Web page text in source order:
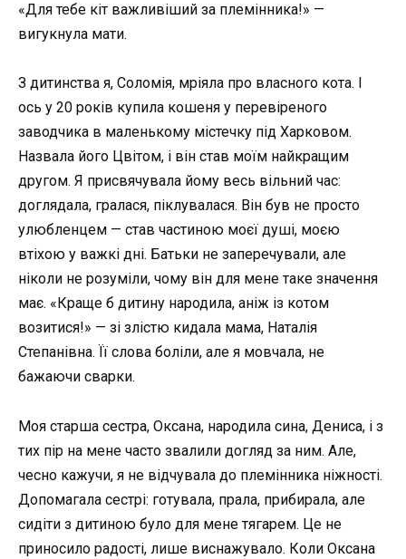
«Для тебе кіт важливіший за племінника!» —
вигукнула мати.
З дитинства я, Соломія, мріяла про власного кота. І
ось у 20 років купила кошеня у перевіреного
заводчика в маленькому містечку під Харковом.
Назвала його Цвітом, і він став моїм найкращим
другом. Я присвячувала йому весь вільний час:
доглядала, гралася, піклувалася. Він був не просто
улюбленцем — став частиною моєї душі, моєю
втіхою у важкі дні. Батьки не заперечували, але
ніколи не розуміли, чому він для мене таке значення
має. «Краще б дитину народила, аніж із котом
возитися!» — зі злістю кидала мама, Наталія
Степанівна. Її слова боліли, але я мовчала, не
бажаючи сварки.
Моя старша сестра, Оксана, народила сина, Дениса, і з
тих пір на мене часто звалили догляд за ним. Але,
чесно кажучи, я не відчувала до племінника ніжності.
Допомагала сестрі: готувала, прала, прибирала, але
сидіти з дитиною було для мене тягарем. Це не
приносило радості, лише виснажувало. Коли Оксана